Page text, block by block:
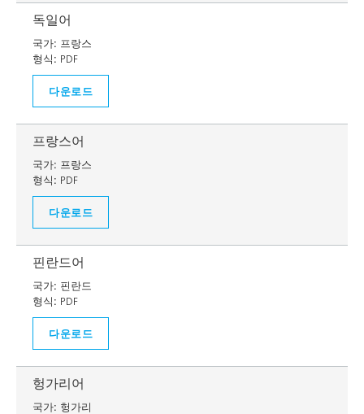
독일어
국가: 프랑스
형식: PDF
다운로드
프랑스어
국가: 프랑스
형식: PDF
다운로드
핀란드어
국가: 핀란드
형식: PDF
다운로드
헝가리어
국가: 헝가리